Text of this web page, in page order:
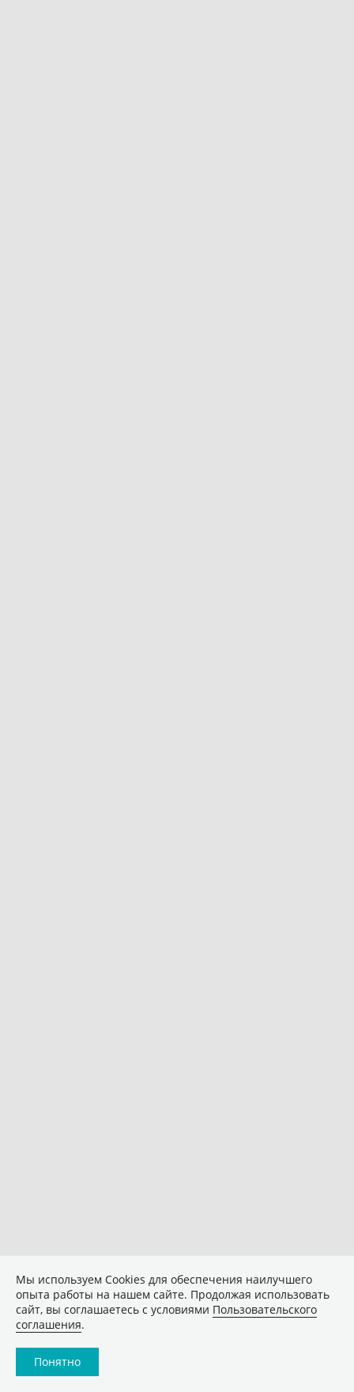
Мы используем Сookies для обеспечения наилучшего
опыта работы на нашем сайте. Продолжая использовать
сайт, вы соглашаетесь с условиями Пользовательского
соглашения.
Понятно